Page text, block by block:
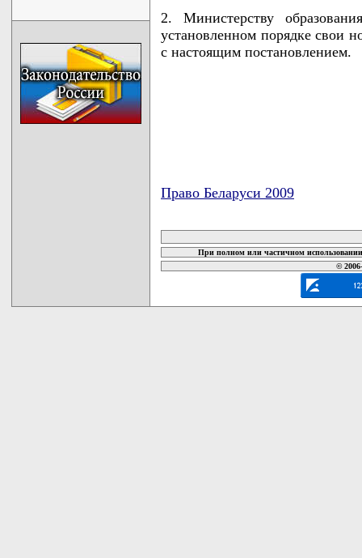
2. Министерству
установленном порядке свои
с настоящим постановлением.
Право Беларуси 2009
При полном или частичном
©